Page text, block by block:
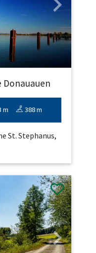
Next
Donauauen
m 388 m
St. Stephanus,
Next